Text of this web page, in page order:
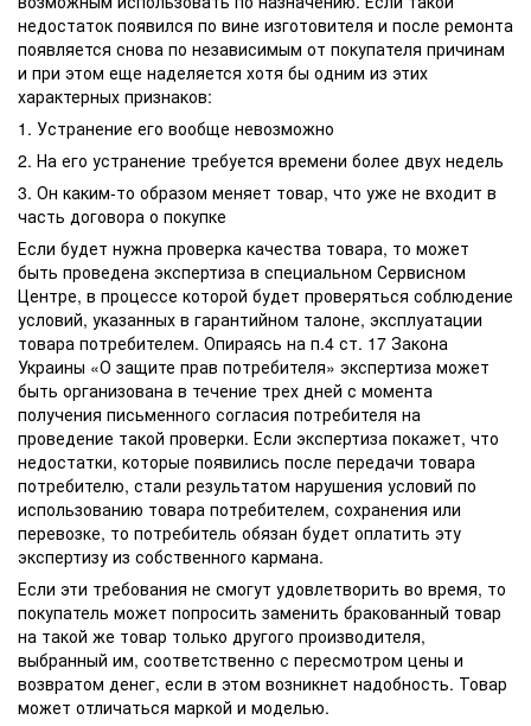
недостаток появился по вине изготовителя и после ремонта
появляется снова по независимым от покупателя причинам
и при этом еще наделяется хотя бы одним из этих
характерных признаков:
1. Устранение его вообще невозможно
2. На его устранение требуется времени более двух недель
3. Он каким-то образом меняет товар, что уже не входит в
часть договора о покупке
Если будет нужна проверка качества товара, то может
быть проведена экспертиза в специальном Сервисном
Центре, в процессе которой будет проверяться соблюдение
условий, указанных в гарантийном талоне, эксплуатации
товара потребителем. Опираясь на п.4 ст. 17 Закона
Украины «О защите прав потребителя» экспертиза может
быть организована в течение трех дней с момента
получения письменного согласия потребителя на
проведение такой проверки. Если экспертиза покажет, что
недостатки, которые появились после передачи товара
потребителю, стали результатом нарушения условий по
использованию товара потребителем, сохранения или
перевозке, то потребитель обязан будет оплатить эту
экспертизу из собственного кармана.
Если эти требования не смогут удовлетворить во время, то
покупатель может попросить заменить бракованный товар
на такой же товар только другого производителя,
выбранный им, соответственно с пересмотром цены и
возвратом денег, если в этом возникнет надобность. Товар
может отличаться маркой и моделью.